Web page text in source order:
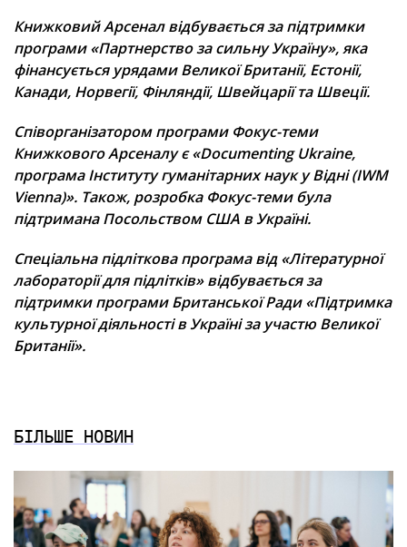
БІЛЬШЕ НОВИН
Книжковий Арсенал відбувається за підтримки
програми «Партнерство за сильну Україну», яка
фінансується урядами Великої Британії, Естонії,
Канади, Норвегії, Фінляндії, Швейцарії та Швеції.
Співорганізатором програми Фокус-теми
Книжкового Арсеналу є «Documenting Ukraine,
програма Інституту гуманітарних наук у Відні (IWM
Vienna)». Також, розробка Фокус-теми була
підтримана Посольством США в Україні.
Спеціальна підліткова програма від «Літературної
лабораторії для підлітків» відбувається за
підтримки програми Британської Ради «Підтримка
культурної діяльності в Україні за участю Великої
Британії».